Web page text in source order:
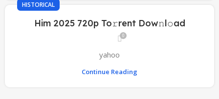
HISTORICAL
Him 2025 720p To𝚛rent Dow𝚗l𝚘ad
0
yahoo
Continue Reading